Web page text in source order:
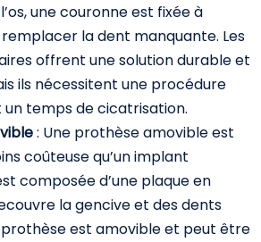
une couronne est fixée à
la dent manquante. Les
offrent une solution durable et
ils nécessitent une procédure
temps de cicatrisation.
: Une prothèse amovible est
coûteuse qu’un implant
composée d’une plaque en
la gencive et des dents
prothèse est amovible et peut être